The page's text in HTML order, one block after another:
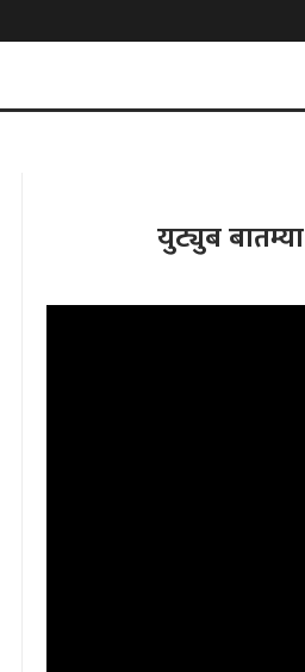
युट्युब बातम्या